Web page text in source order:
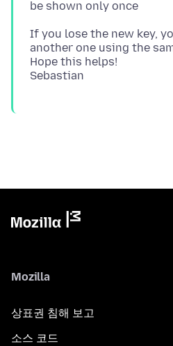
If you lose the new key,
another one using the
Hope this helps!
Mozilla
상표권 침해 보고
소스 코드